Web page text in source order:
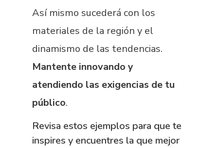
Así mismo sucederá con los
materiales de la región y el
dinamismo de las tendencias.
Mantente innovando y
atendiendo las exigencias de tu
público.
Revisa estos ejemplos para que te
inspires y encuentres la que mejor